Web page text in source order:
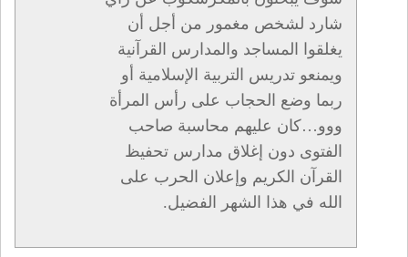
شارد لشخص مغمور من أجل أن
يغلقوا المساجد والمدارس القرآنية
ويمنعو تدريس التربية الإسلامية أو
ربما وضع الحجاب على رأس المرأة
ووو…كان عليهم محاسبة صاحب
الفتوى دون إغلاق مدارس تحفيظ
القرآن الكريم وإعلان الحرب على
الله في هذا الشهر الفضيل.